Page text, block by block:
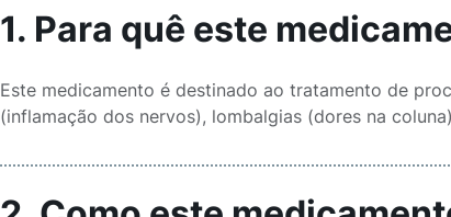
1. Para quê este
Este medicamento é destinado ao tratamento de
(inflamação dos nervos), lombalgias (dores na